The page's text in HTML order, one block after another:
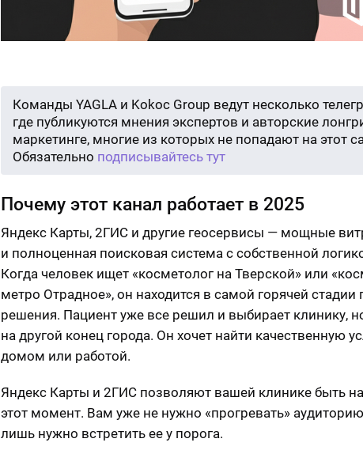
Команды YAGLA и Kokoc Group ведут несколько
где публикуются мнения экспертов и авторские
маркетинге, многие из которых не попадают на этот
Обязательно подписывайтесь тут
Почему этот канал работает в 2025
Яндекс Карты, 2ГИС и другие геосервисы — мощные
и полноценная поисковая система с собственной
Когда человек ищет «косметолог на Тверской» или
метро Отрадное», он находится в самой горячей стадии
решения. Пациент уже все решил и выбирает клинику,
на другой конец города. Он хочет найти качественную
домом или работой.
Яндекс Карты и 2ГИС позволяют вашей клинике быть
этот момент. Вам уже не нужно «прогревать»
лишь нужно встретить ее у порога.